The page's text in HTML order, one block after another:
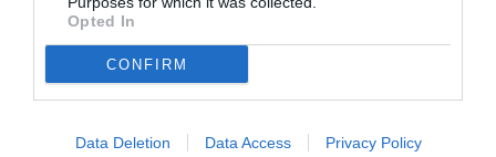
Opted In
CONFIRM
Data Deletion Data Access Privacy Policy
– Πέτρος Πετρακόπουλος – Πρόεδρος του Ιδρύματος
της Αναργυρείου και Κοργιαλενείου Σχολής Σπετσών
– Λένη Κονιαλίδη – Επικεφαλής της θερινής Μουσικής
Ακαδημίας Αναργυρείου και Κοργιαλενείου Σχολής
– Δρ. Γιώργος Κωστελένος – Αντιπρόεδρος του